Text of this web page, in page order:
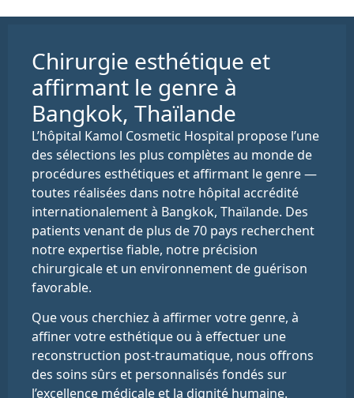
Chirurgie esthétique et
affirmant le genre à
Bangkok, Thaïlande
L’hôpital Kamol Cosmetic Hospital propose l’une
des sélections les plus complètes au monde de
procédures esthétiques et affirmant le genre —
toutes réalisées dans notre hôpital accrédité
internationalement à Bangkok, Thaïlande. Des
patients venant de plus de 70 pays recherchent
notre expertise fiable, notre précision
chirurgicale et un environnement de guérison
favorable.
Que vous cherchiez à affirmer votre genre, à
affiner votre esthétique ou à effectuer une
reconstruction post-traumatique, nous offrons
des soins sûrs et personnalisés fondés sur
l’excellence médicale et la dignité humaine.